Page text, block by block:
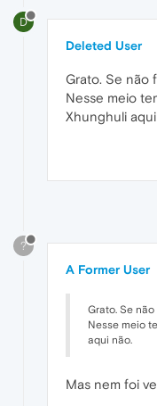
D
Deleted User
Grato. Se não
Nesse meio
Xhunghuli
?
A Former User
Grato. Se
Nesse meio
aqui não.
Mas nem foi